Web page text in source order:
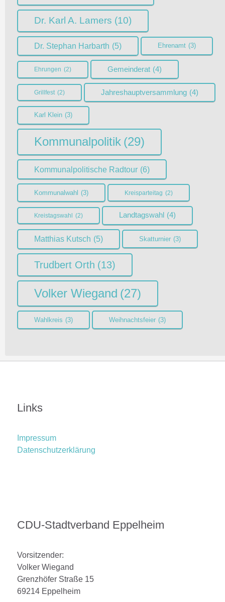
Dr. Karl A. Lamers (10)
Dr. Stephan Harbarth (5) Ehrenamt (3)
Ehrungen (2) Gemeinderat (4)
Grillfest (2) Jahreshauptversammlung (4)
Karl Klein (3)
Kommunalpolitik (29)
Kommunalpolitische Radtour (6)
Kommunalwahl (3) Kreisparteitag (2)
Kreistagswahl (2) Landtagswahl (4)
Matthias Kutsch (5) Skatturnier (3)
Trudbert Orth (13)
Volker Wiegand (27)
Wahlkreis (3) Weihnachtsfeier (3)
Links
Impressum
Datenschutzerklärung
CDU-Stadtverband Eppelheim
Vorsitzender:
Volker Wiegand
Grenzhöfer Straße 15
69214 Eppelheim